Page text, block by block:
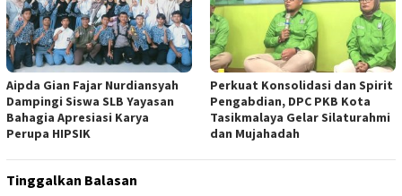
Aipda Gian Fajar Nurdiansyah
Dampingi Siswa SLB Yayasan
Bahagia Apresiasi Karya
Perupa HIPSIK
Perkuat Konsolidasi dan Spirit
Pengabdian, DPC PKB Kota
Tasikmalaya Gelar Silaturahmi
dan Mujahadah
Tinggalkan Balasan